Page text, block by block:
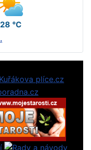
28 °C